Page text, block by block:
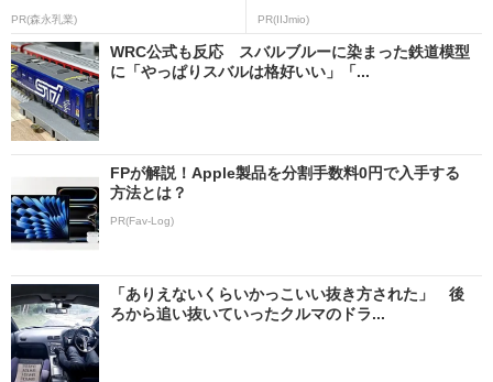
PR(森永乳業) PR(IIJmio)
WRC公式も反応 スバルブルーに染まった鉄道模型
に「やっぱりスバルは格好いい」「...
FPが解説！Apple製品を分割手数料0円で入手する
方法とは？
PR(Fav-Log)
「ありえないくらいかっこいい抜き方された」 後
ろから追い抜いていったクルマのドラ...